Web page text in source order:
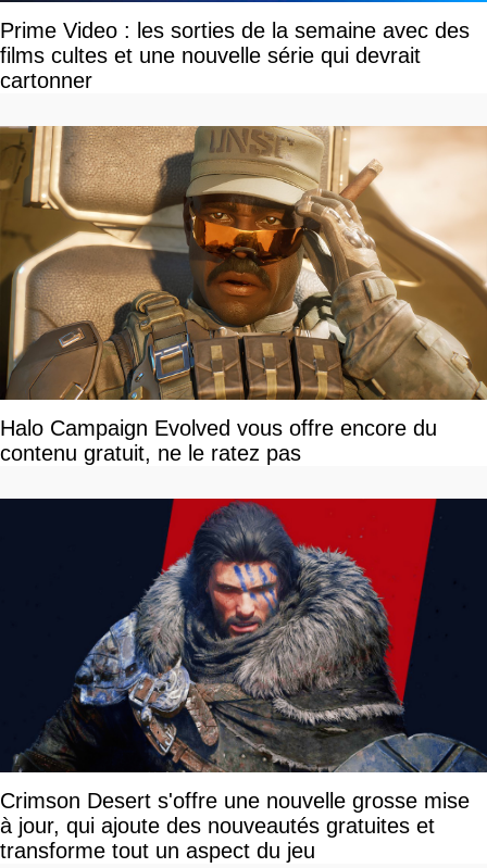
Prime Video : les sorties de la semaine avec des
films cultes et une nouvelle série qui devrait
cartonner
Halo Campaign Evolved vous offre encore du
contenu gratuit, ne le ratez pas
Crimson Desert s'offre une nouvelle grosse mise
à jour, qui ajoute des nouveautés gratuites et
transforme tout un aspect du jeu